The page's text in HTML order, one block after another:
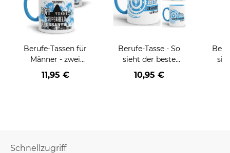
Berufe-Tassen für
Männer - zwei
Farbvarianten
11,95 €
Berufe-Tasse - So
sieht der beste
BERUF aus -
verschiedene Berufe
10,95 €
Schnellzugriff